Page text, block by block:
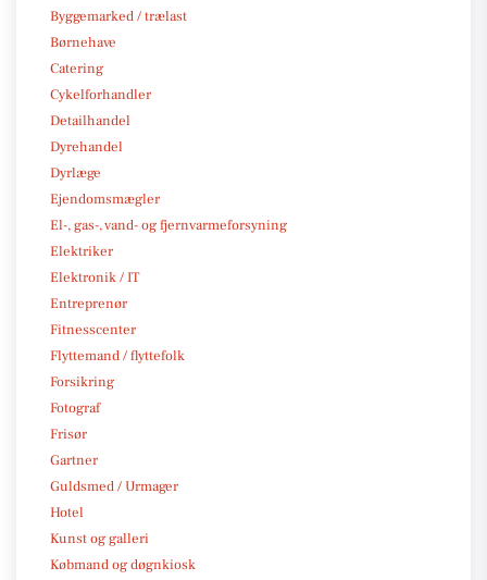
Byggemarked / trælast
Børnehave
Catering
Cykelforhandler
Detailhandel
Dyrehandel
Dyrlæge
Ejendomsmægler
El-, gas-, vand- og fjernvarmeforsyning
Elektriker
Elektronik / IT
Entreprenør
Fitnesscenter
Flyttemand / flyttefolk
Forsikring
Fotograf
Frisør
Gartner
Guldsmed / Urmager
Hotel
Kunst og galleri
Købmand og døgnkiosk